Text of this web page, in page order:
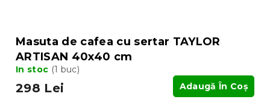
Masuta de cafea cu sertar TAYLOR
ARTISAN 40x40 cm
In stoc (1 buc)
298 Lei Adaugă În Coş